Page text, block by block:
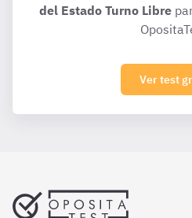
del Estado Turno Libre
Ver test